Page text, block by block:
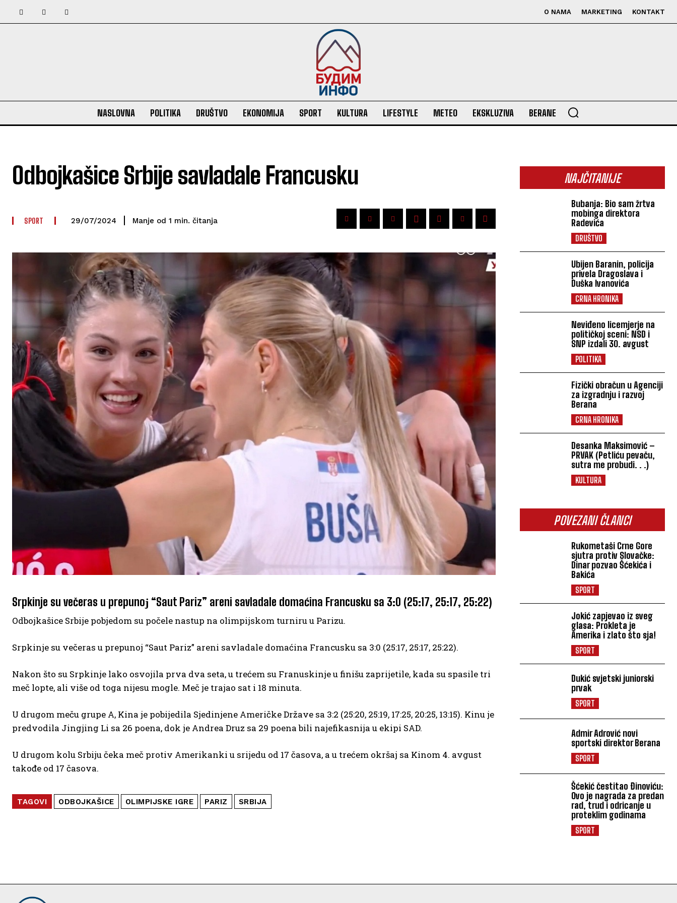
O NAMA MARKETING KONTAKT
NASLOVNA POLITIKA DRUŠTVO EKONOMIJA SPORT KULTURA LIFESTYLE METEO EKSKLUZIVA BERANE
NAJČITANIJE
Bubanja: Bio sam žrtva
mobinga direktora
Radevića
DRUŠTVO
Ubijen Baranin, policija
privela Dragoslava i
Duška Ivanovića
CRNA HRONIKA
Neviđeno licemjerje na
političkoj sceni: NSD i
SNP izdali 30. avgust
POLITIKA
Fizički obračun u Agenciji
za izgradnju i razvoj
Berana
CRNA HRONIKA
Desanka Maksimović –
PRVAK (Petliću pevaču,
sutra me probudi. . .)
KULTURA
POVEZANI ČLANCI
Rukometaši Crne Gore
sjutra protiv Slovačke:
Dinar pozvao Šćekića i
Bakića
SPORT
Jokić zapjevao iz sveg
glasa: Prokleta je
Amerika i zlato što sja!
SPORT
Dukić svjetski juniorski
prvak
SPORT
Admir Adrović novi
sportski direktor Berana
SPORT
Šćekić čestitao Đinoviću:
Ovo je nagrada za predan
rad, trud i odricanje u
proteklim godinama
SPORT
Odbojkašice Srbije savladale Francusku
SPORT 29/07/2024 Manje od 1 min. čitanja
Srpkinje su večeras u prepunoј “Saut Pariz” areni savladale domaćina Francusku sa 3:0 (25:17, 25:17, 25:22)
Odboјkašice Srbiјe pobјedom su počele nastup na olimpiјskom turniru u Parizu.
Srpkinje su večeras u prepunoј “Saut Pariz” areni savladale domaćina Francusku sa 3:0 (25:17, 25:17, 25:22).
Nakon što su Srpkinje lako osvojila prva dva seta, u trećem su Franuskinje u finišu zaprijetile, kada su spasile tri
meč lopte, ali više od toga nijesu mogle. Meč je trajao sat i 18 minuta.
U drugom meču grupe A, Kina јe pobijedila Sјedinjene Američke Države sa 3:2 (25:20, 25:19, 17:25, 20:25, 13:15). Kinu јe
predvodila Јingјing Li sa 26 poena, dok јe Andrea Druz sa 29 poena bili naјefikasniјa u ekipi SAD.
U drugom kolu Srbiju čeka meč protiv Amerikanki u srijedu od 17 časova, a u trećem okršaj sa Kinom 4. avgust
takođe od 17 časova.
TAGOVI ODBOJKAŠICE OLIMPIJSKE IGRE PARIZ SRBIJA